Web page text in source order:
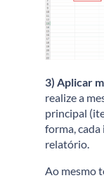
3) Aplicar
realize a
principal
forma,
relatório.
Ao mesmo